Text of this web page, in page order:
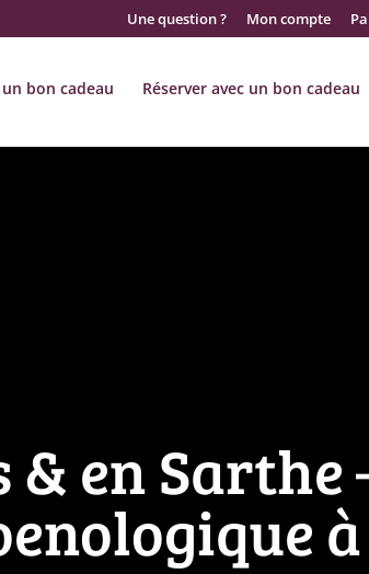
Une question ? Mon compte
bon cadeau Réserver avec un bon cadeau
en Sarthe